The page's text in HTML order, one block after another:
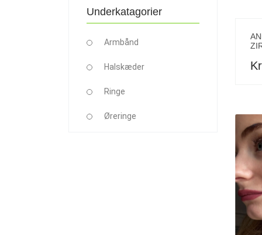
Underkatagorier
Armbånd
Halskæder
Ringe
Øreringe